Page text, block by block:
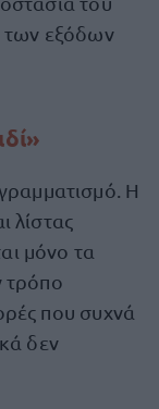
των εξόδων
Η
λίστας
μόνο τα
τρόπο
που συχνά
δεν